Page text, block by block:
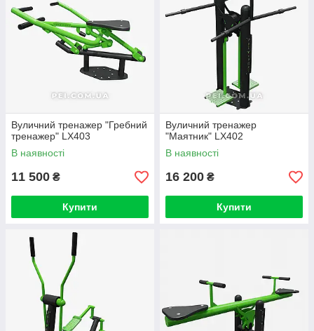
Вуличний тренажер "Гребний
тренажер" LX403
В наявності
11 500 ₴
Купити
Вуличний тренажер
"Маятник" LX402
В наявності
16 200 ₴
Купити